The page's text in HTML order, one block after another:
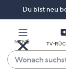
Du bist neu
MENÜ TV-
Wonach
suchst